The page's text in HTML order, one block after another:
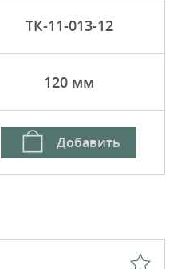
ТК-11-013-12
120 мм
Добавить